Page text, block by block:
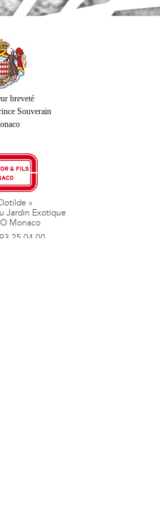
breveté
Souverain
»
Jardin Exotique
Monaco
25 04 00